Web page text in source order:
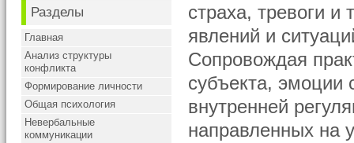
Разделы
Главная
Анализ структуры
конфликта
Формирование личности
Общая психология
Невербальные
коммуникации
страха, тревоги
явлений и
Сопровождая
субъекта, эмоции
внутренней
направленных на